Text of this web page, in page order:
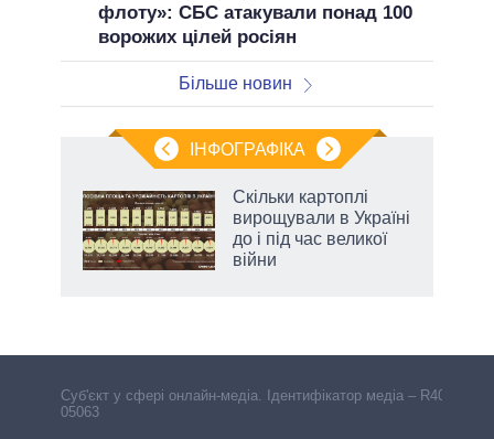
флоту»: СБС атакували понад 100
ворожих цілей росіян
Більше новин
ІНФОГРАФІКА
Скільки картоплі
вирощували в Україні
до і під час великої
війни
Cуб'єкт у сфері онлайн-медіа. Ідентифікатор медіа – R40-
05063